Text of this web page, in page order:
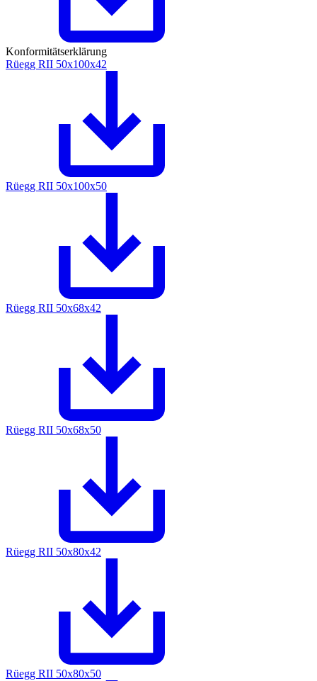
Konformitätserklärung
Rüegg RII 50x100x42
Rüegg RII 50x100x50
Rüegg RII 50x68x42
Rüegg RII 50x68x50
Rüegg RII 50x80x42
Rüegg RII 50x80x50